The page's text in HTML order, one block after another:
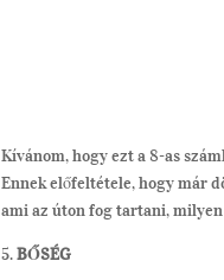
Kívánom, hogy ezt a 8-as
Ennek előfeltétele, hogy már
ami az úton fog tartani,
5.BŐSÉG